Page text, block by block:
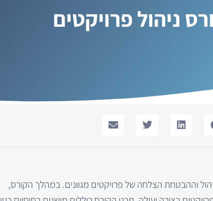
ניהול פרויקטים
וההבטחת הצלחה של פרויקטים מגוונים. במהלך הקורס,